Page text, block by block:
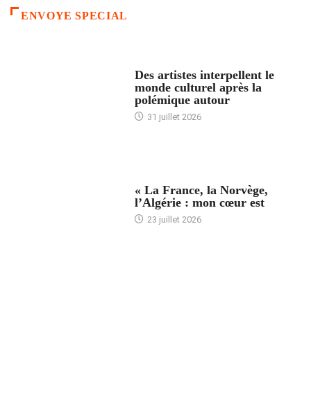
ENVOYE SPECIAL
Des artistes interpellent le
monde culturel après la
polémique autour
31 juillet 2026
« La France, la Norvège,
l’Algérie : mon cœur est
23 juillet 2026